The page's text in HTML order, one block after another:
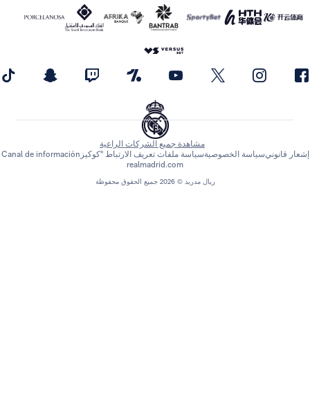
مشاهدة جميع الشركات الراعية
الخصوصيةسياسة ملفات تعريف الارتباط "كوكيز Canal de información
realmadrid.com